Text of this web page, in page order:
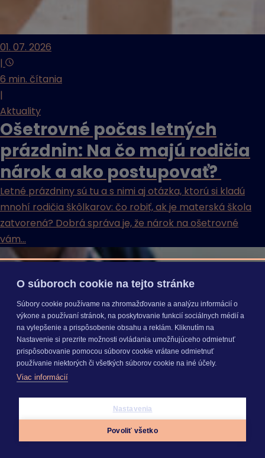
01. 07. 2026
|
6 min. čítania
|
Aktuality
Ošetrovné počas letných
prázdnin: Na čo majú rodičia
nárok a ako postupovať?
Letné prázdniny sú tu a s nimi aj otázka, ktorú si kladú
mnohí rodičia škôlkarov: čo robiť, ak je materská škola
zatvorená? Dobrá správa je, že nárok na ošetrovné
vám...
O súboroch cookie na tejto stránke
Súbory cookie používame na zhromažďovanie a analýzu informácií o
výkone a používaní stránok, na poskytovanie funkcií sociálnych médií a
na vylepšenie a prispôsobenie obsahu a reklám. Kliknutím na
Nastavenie si prezrite možnosti ovládania umožňujúceho odmietnuť
prispôsobovanie pomocou súborov cookie vrátane odmietnuť
používanie niektorých či všetkých súborov cookie na iné účely.
Viac informácií
Nastavenia
Povoliť všetko